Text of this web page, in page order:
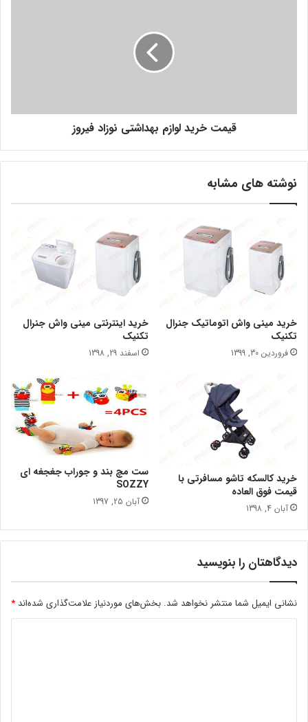
قیمت خرید لوازم بهداشتی نوزاد فیروز
نوشته های مشابه
خرید مینی واش اتوماتیک جنرال
تکنیک
فروردین 30, 1399
خرید اینترنتی مینی واش جنرال
تکنیک
اسفند 29, 1398
خرید کالسکه تاشو مسافرتی با
قیمت فوق العاده
آبان 4, 1398
ست مچ بند و جوراب جغجغه ای
SOZZY
آبان 25, 1397
دیدگاهتان را بنویسید
نشانی ایمیل شما منتشر نخواهد شد. بخش‌های موردنیاز علامت‌گذاری شده‌اند *